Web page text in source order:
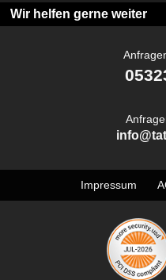
Wir helfen gerne weiter
Impressum